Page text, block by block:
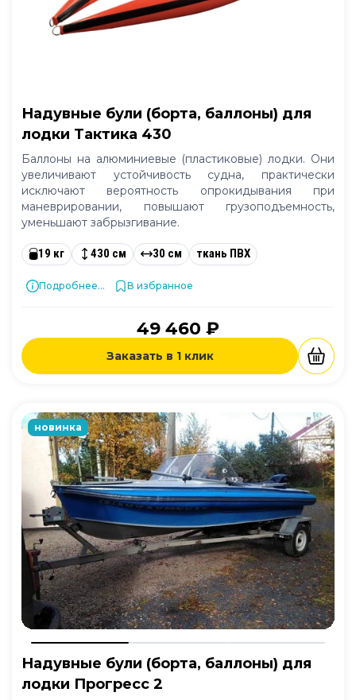
Надувные були (борта, баллоны) для
лодки Тактика 430
Баллоны на алюминиевые (пластиковые) лодки. Они
увеличивают устойчивость судна, практически
исключают вероятность опрокидывания при
маневрировании, повышают грузоподъемность,
уменьшают забрызгивание.
19 кг 430 см 30 см ткань ПВХ
Подробнее... В избранное
49 460 ₽
Заказать в 1 клик
новинка
Надувные були (борта, баллоны) для
лодки Прогресс 2